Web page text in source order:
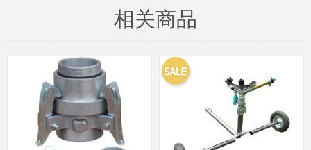
相关商品